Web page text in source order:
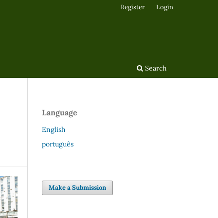
Search
Register Login
Language
English
português
Make a Submission